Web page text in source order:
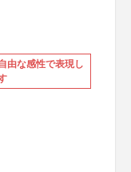
由な感性で表現し